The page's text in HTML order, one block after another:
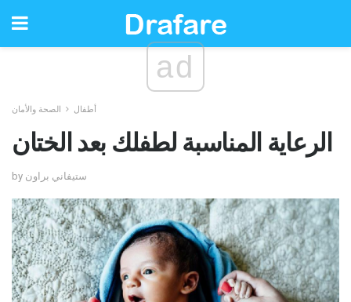
ad
أطفال الصحة والأمان
الرعاية المناسبة لطفلك بعد الختان
by ستيفاني براون